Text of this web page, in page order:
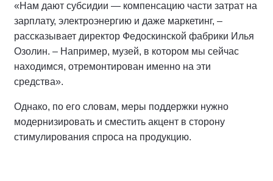
«Нам дают субсидии — компенсацию части затрат на
зарплату, электроэнергию и даже маркетинг, –
рассказывает директор Федоскинской фабрики Илья
Озолин. – Например, музей, в котором мы сейчас
находимся, отремонтирован именно на эти
средства».
Однако, по его словам, меры поддержки нужно
модернизировать и сместить акцент в сторону
стимулирования спроса на продукцию.